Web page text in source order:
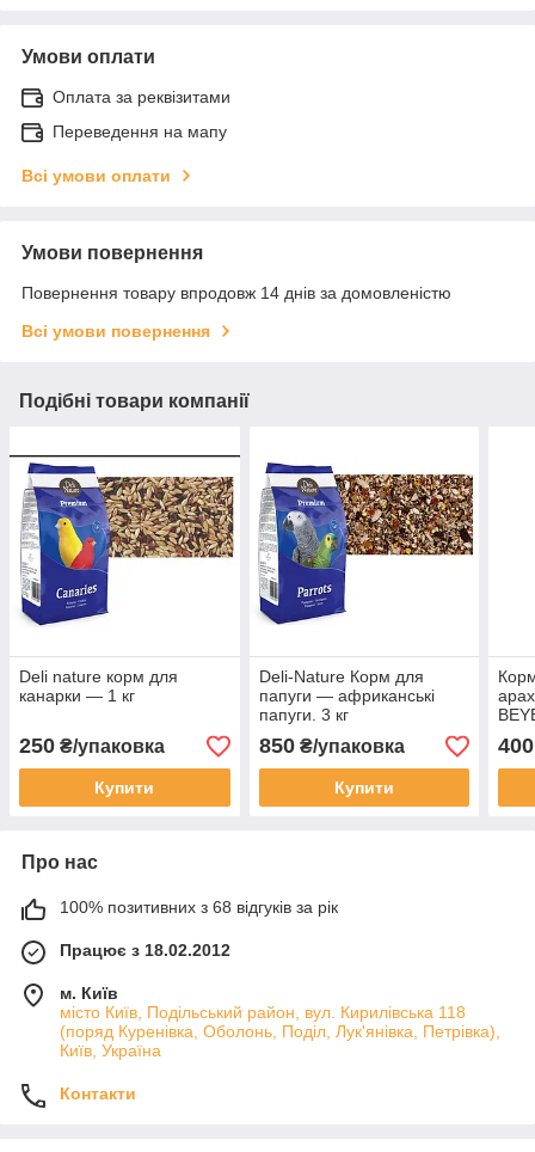
Умови оплати
Оплата за реквізитами
Переведення на мапу
Всі умови оплати
Умови повернення
Повернення товару впродовж 14 днів за домовленістю
Всі умови повернення
Подібні товари компанії
Deli nature корм для
канарки — 1 кг
250 ₴/упаковка
Купити
Deli-Nature Корм для
папуги — африканські
папуги. 3 кг
850₴/упаковка
Купити
400
Про нас
100% позитивних з 68 відгуків за рік
Працює з 18.02.2012
м. Київ
місто Київ, Подільський район, вул. Кирилівська 118
(поряд Куренівка, Оболонь, Поділ, Лук'янівка, Петрівка),
Київ, Україна
Контакти